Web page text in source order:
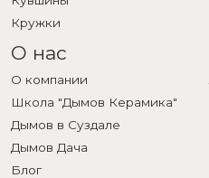
Кружки
О нас
О компании
Школа "Дымов Керамика"
Дымов в Суздале
Дымов Дача
Блог